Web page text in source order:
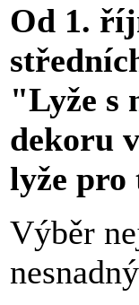
Od 1.
"Lyže s
dekoru
lyže pro
Výběr